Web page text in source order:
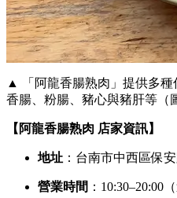
▲ 「阿龍香腸熟肉」提供多
香腸、粉腸、豬心與豬肝等（
【阿龍香腸熟肉 店家資訊】
地址 ：台南市中西區保
營業時間 ：10:30–20:00